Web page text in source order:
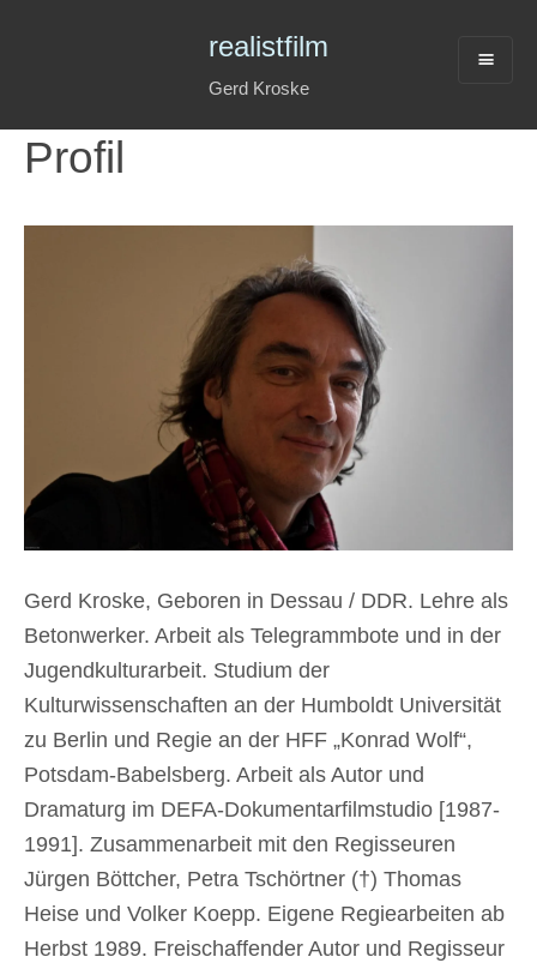
realistfilm
Gerd Kroske
Profil
Gerd Kroske, Geboren in Dessau / DDR. Lehre als
Betonwerker. Arbeit als Telegrammbote und in der
Jugendkulturarbeit. Studium der
Kulturwissenschaften an der Humboldt Universität
zu Berlin und Regie an der HFF „Konrad Wolf“,
Potsdam-Babelsberg. Arbeit als Autor und
Dramaturg im DEFA-Dokumentarfilmstudio [1987-
1991]. Zusammenarbeit mit den Regisseuren
Jürgen Böttcher, Petra Tschörtner (†) Thomas
Heise und Volker Koepp. Eigene Regiearbeiten ab
Herbst 1989. Freischaffender Autor und Regisseur